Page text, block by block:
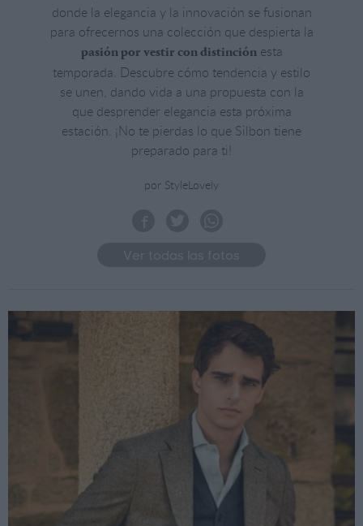
donde la elegancia y la innovación se fusionan
para ofrecernos una colección que despierta la
pasión por vestir con distinciónesta
temporada. Descubre cómo tendencia y estilo
se unen, dando vida a una propuesta con la
que desprender elegancia esta próxima
estación. ¡No te pierdas lo que Silbon tiene
preparado para ti!
por StyleLovely